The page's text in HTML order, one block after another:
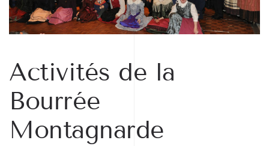
Activités de la
Bourrée
Montagnarde